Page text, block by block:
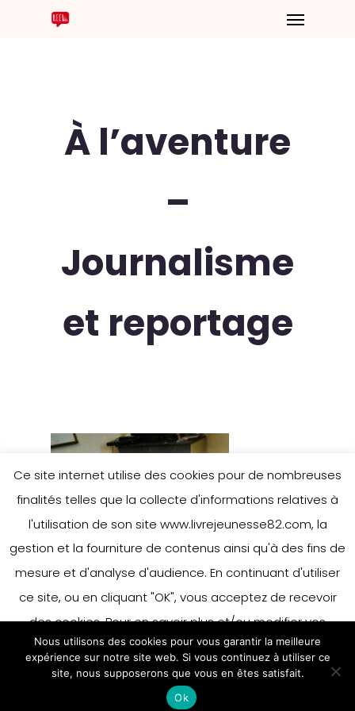
À l’aventure
–
Journalisme
et reportage
Ce site internet utilise des cookies pour de nombreuses
finalités telles que la collecte d'informations relatives à
l'utilisation de son site www.livrejeunesse82.com, la
gestion et la fourniture de contenus ainsi qu'à des fins de
mesure et d'analyse d'audience. En continuant d'utiliser
ce site, ou en cliquant "OK", vous acceptez de recevoir
des cookies. Pour en savoir plus et/ou modifier vos
préférences en matière de cookies, merci de vous référer
à notre politique sur les cookies.
Accepter
En savoir plus
Nous utilisons des cookies pour vous garantir la meilleure
expérience sur notre site web. Si vous continuez à utiliser ce
site, nous supposerons que vous en êtes satisfait.
Ok